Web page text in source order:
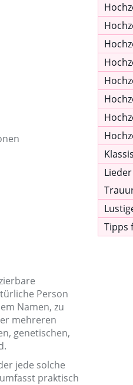
Person
Namen, zu
mehreren
genetischen,
jede solche
praktisch
Tipps